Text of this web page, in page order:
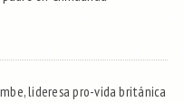
lideresa pro-vida británica